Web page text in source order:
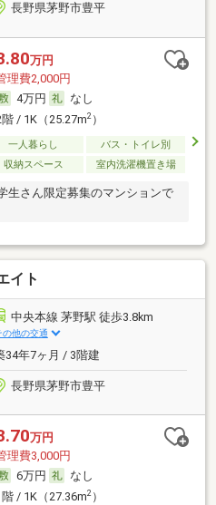
長野県茅野市豊平
万円
理費2,000円
4万円
なし
階 / 1K（25.27m2）
一人暮らし
バス・トイレ別
収納スペース 室内洗濯機置き場
生さん限定募集のマンションで
イト
中央本線 茅野駅 徒歩3.8km
の他の交通
34年7ヶ月 / 3階建
長野県茅野市豊平
万円
理費3,000円
6万円
なし
階 / 1K（27.36m2）